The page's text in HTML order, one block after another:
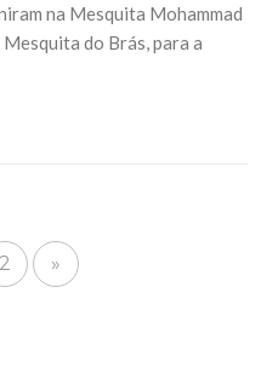
na Mesquita Mohammad
do Brás, para a
2 »